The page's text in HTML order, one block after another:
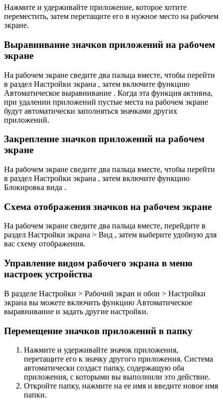
Нажмите и удерживайте приложение, которое хотите
переместить, затем перетащите его в нужное место на рабочем
экране.
Выравнивание значков приложений на рабочем
экране
На рабочем экране сведите два пальца вместе, чтобы перейти
в раздел Настройки экрана , затем включите функцию
Автоматическое выравнивание . Когда эта функция активна,
при удалении приложений пустые места на рабочем экране
будут автоматически заполняться значками других
приложений.
Закрепление значков приложений на рабочем
экране
На рабочем экране сведите два пальца вместе, чтобы перейти
в раздел Настройки экрана , затем включите функцию
Блокировка вида .
Схема отображения значков на рабочем экране
На рабочем экране сведите два пальца вместе, перейдите в
раздел Настройки экрана > Вид , затем выберите удобную для
вас схему отображения.
Управление видом рабочего экрана в меню
настроек устройства
В разделе Настройки > Рабочий экран и обои > Настройки
экрана вы можете включить функцию Автоматическое
выравнивание и задать другие настройки.
Перемещение значков приложений в папку
Нажмите и удерживайте значок приложения,
перетащите его к значку другого приложения. Система
автоматически создаст папку, содержащую оба
приложения, с которыми вы выполнили это действие.
Откройте папку, нажмите на ее имя и введите новое имя
папки.